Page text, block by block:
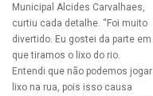
Municipal Alcides Carvalhaes,
curtiu cada detalhe. “Foi muito
divertido. Eu gostei da parte em
que tiramos o lixo do rio.
Entendi que não podemos jogar
lixo na rua, pois isso causa